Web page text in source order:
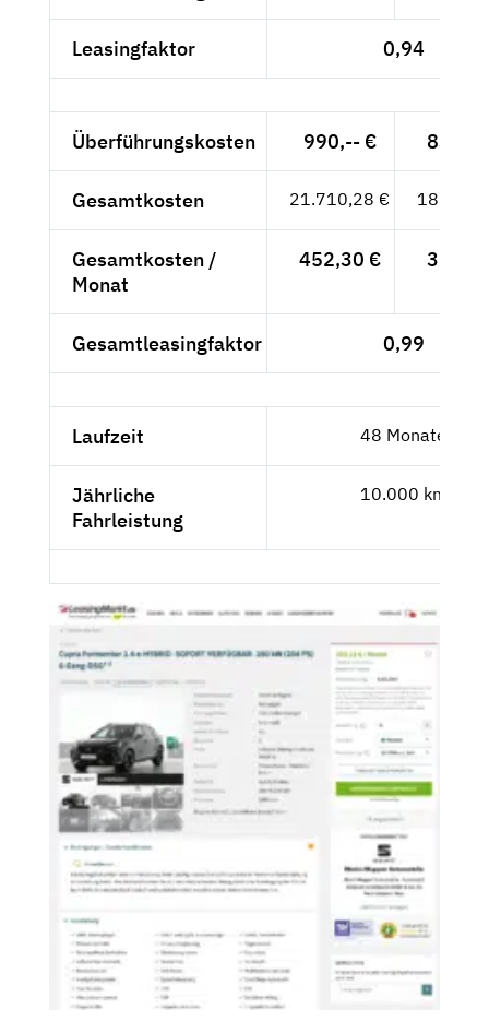
Leasingfaktor 0,94
Überführungskosten 990,-- €
Gesamtkosten 21.710,28 €
Gesamtkosten /
Monat
452,30 €
Gesamtleasingfaktor 0,99
Laufzeit 48 Monate
Jährliche
Fahrleistung
10.000 km